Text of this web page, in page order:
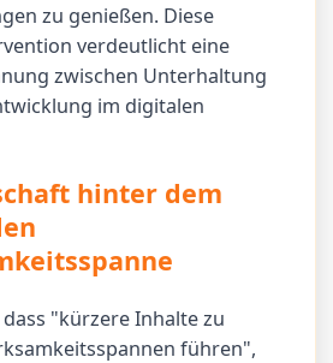
zu genießen. Diese
verdeutlicht eine
zwischen Unterhaltung
im digitalen
hinter dem
"kürzere Inhalte zu
führen",